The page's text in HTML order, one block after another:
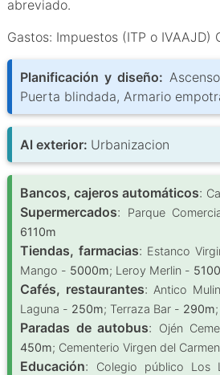
abreviado.
Gastos: Impuestos (ITP o
Planificación y diseño:
Puerta blindada, Armario
Al exterior: Urbanizacion
Bancos, cajeros automáticos:
Supermercados: Parque
6110m
Tiendas, farmacias: Estanco
Mango - 5000m; Leroy Merlin -
Cafés, restaurantes:Antico
Laguna - 250m; Terraza Bar - 290m
Paradas de autobus: Ojén
450m; Cementerio Virgen del
Educación: Colegio público Los